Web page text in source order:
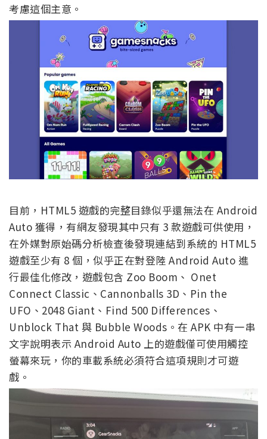
考慮這個主意。
目前，HTML5 遊戲的完整目錄似乎還無法在 Android
Auto 獲得，有網友發現其中只有 3 款遊戲可供使用，
在外媒對原始碼分析檢查後發現連結到系統的 HTML5
遊戲至少有 8 個，似乎正在對登陸 Android Auto 進
行最佳化修改，遊戲包含 Zoo Boom、 Onet
Connect Classic、Cannonballs 3D、Pin the
UFO、2048 Giant、Find 500 Differences、
Unblock That 與 Bubble Woods。在 APK 中有一串
文字說明表示 Android Auto 上的遊戲僅可使用觸控
螢幕來玩，你的車載系統必須符合這項規則才可遊
戲。